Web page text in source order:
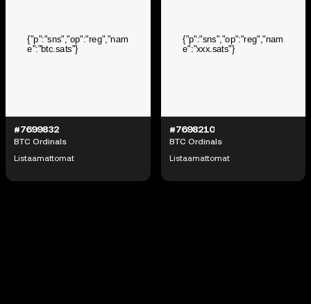
#7699832
BTC Ordinals
Listaamattomat
#7698210
BTC Ordinals
Listaamattomat